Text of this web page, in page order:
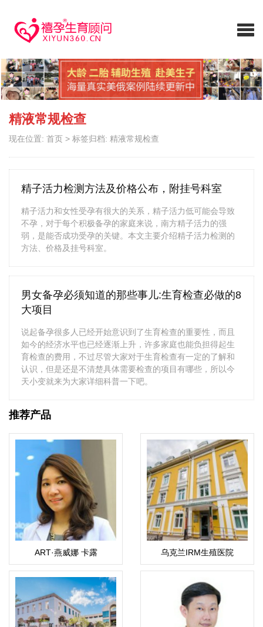
精液常规检查
现在位置: 首页 > 标签归档: 精液常规检查
精子活力检测方法及价格公布，附挂号科室
精子活力和女性受孕有很大的关系，精子活力低可能会导致
不孕，对于每个积极备孕的家庭来说，南方精子活力的强
弱，是能否成功受孕的关键。本文主要介绍精子活力检测的
方法、价格及挂号科室。
男女备孕必须知道的那些事儿:生育检查必做的8
大项目
说起备孕很多人已经开始意识到了生育检查的重要性，而且
如今的经济水平也已经逐渐上升，许多家庭也能负担得起生
育检查的费用，不过尽管大家对于生育检查有一定的了解和
认识，但是还是不清楚具体需要检查的项目有哪些，所以今
天小变就来为大家详细科普一下吧。
推荐产品
ART·燕威娜 卡露
（Weena）
乌克兰IRM生殖医院